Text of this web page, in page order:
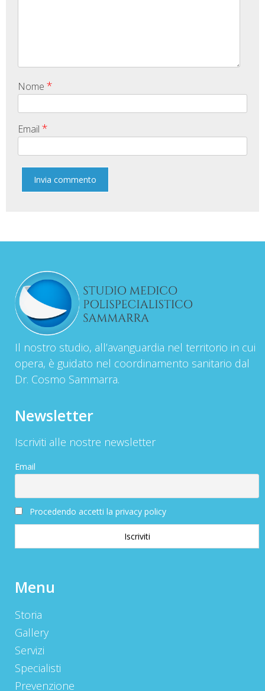
Nome *
Email *
Il nostro studio, all’avanguardia nel territorio in cui
opera, è guidato nel coordinamento sanitario dal
Dr. Cosmo Sammarra.
Newsletter
Iscriviti alle nostre newsletter
Email
Procedendo accetti la privacy policy
Menu
Storia
Gallery
Servizi
Specialisti
Prevenzione